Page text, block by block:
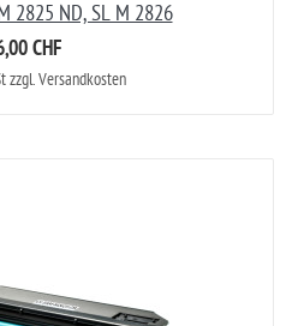
2825 ND, SL M 2826
CHF
zzgl. Versandkosten